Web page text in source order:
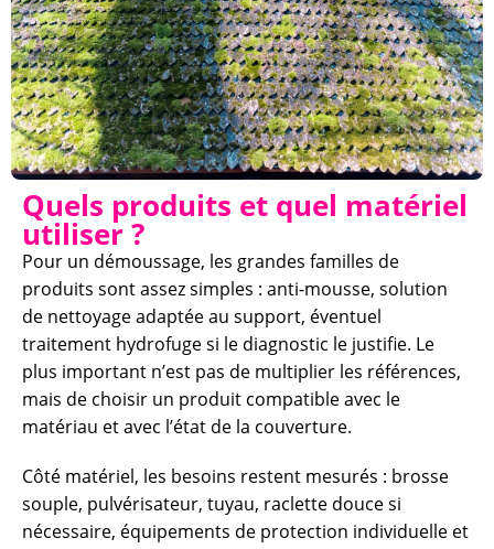
Quels produits et quel matériel
utiliser ?
Pour un démoussage, les grandes familles de
produits sont assez simples : anti-mousse, solution
de nettoyage adaptée au support, éventuel
traitement hydrofuge si le diagnostic le justifie. Le
plus important n’est pas de multiplier les références,
mais de choisir un produit compatible avec le
matériau et avec l’état de la couverture.
Côté matériel, les besoins restent mesurés : brosse
souple, pulvérisateur, tuyau, raclette douce si
nécessaire, équipements de protection individuelle et